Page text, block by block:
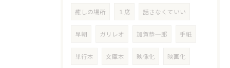
癒しの場所 １席 話さなくていい
早朝 ガリレオ 加賀恭一郎 手紙
単行本 文庫本 映像化 映画化